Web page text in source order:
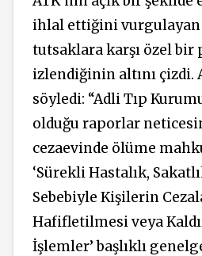
ihlal ettiğini vurgulayan
tutsaklara karşı özel
izlendiğinin altını çizdi.
söyledi: “Adli Tıp
olduğu raporlar
cezaevinde ölüme
‘Sürekli Hastalık,
Sebebiyle Kişilerin
Hafifletilmesi veya
İşlemler’ başlıklı